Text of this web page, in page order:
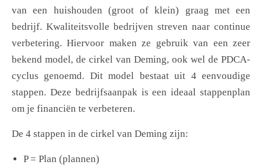
van een huishouden (groot of klein) graag met een
bedrijf. Kwaliteitsvolle bedrijven streven naar continue
verbetering. Hiervoor maken ze gebruik van een zeer
bekend model, de cirkel van Deming, ook wel de PDCA-
cyclus genoemd. Dit model bestaat uit 4 eenvoudige
stappen. Deze bedrijfsaanpak is een ideaal stappenplan
om je financiën te verbeteren.
De 4 stappen in de cirkel van Deming zijn:
P = Plan (plannen)